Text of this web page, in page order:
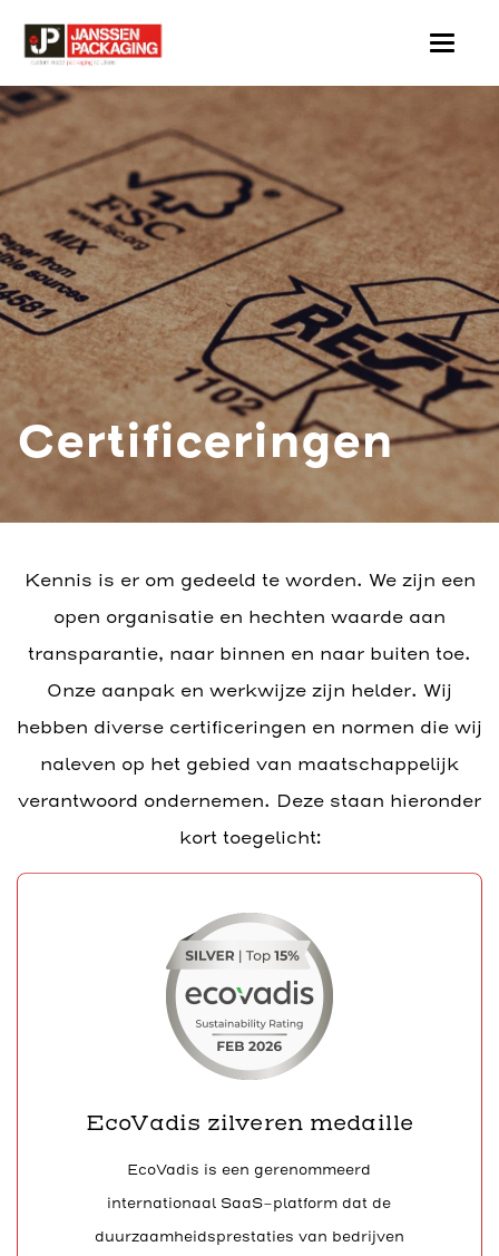
Certificeringen
Kennis is er om gedeeld te worden. We zijn een
open organisatie en hechten waarde aan
transparantie, naar binnen en naar buiten toe.
Onze aanpak en werkwijze zijn helder. Wij
hebben diverse certificeringen en normen die wij
naleven op het gebied van maatschappelijk
verantwoord ondernemen. Deze staan hieronder
kort toegelicht:
EcoVadis zilveren medaille
EcoVadis is een gerenommeerd
internationaal SaaS-platform dat de
duurzaamheidsprestaties van bedrijven